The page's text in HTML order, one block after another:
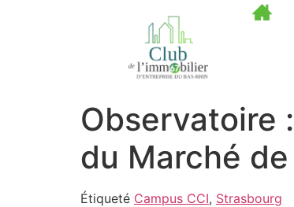
Observatoire
du Marché de
Étiqueté Campus CCI, Strasbourg